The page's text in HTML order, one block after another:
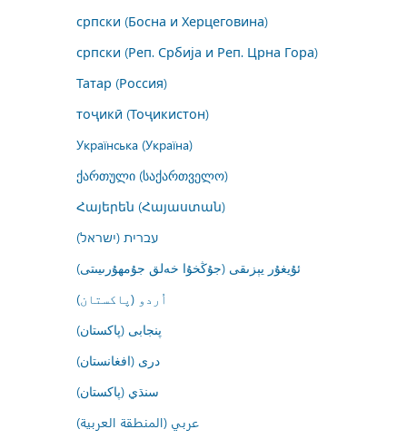
српски (Босна и Херцеговина)
српски (Реп. Србија и Реп. Црна Гора)
Татар (Россия)
тоҷикӣ (Тоҷикистон)
Українська (Україна)
ქართული (საქართველო)
Հայերեն (Հայաստան)
עברית (ישראל)
ئۇيغۇر يېزىقى (جۇڭخۇا خەلق جۇمھۇرىيىتى)
اُردو (پاکستان)
پنجابی (پاکستان)
درى (افغانستان)
سنڌي (پاکستان)
عربي (المنطقة العربية)